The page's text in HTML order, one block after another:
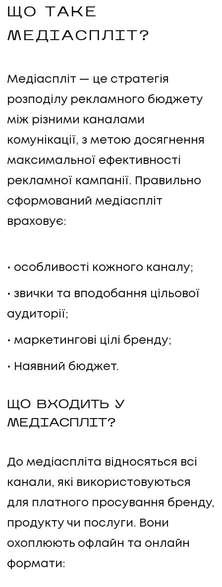
ЩО ТАКЕ
МЕДІАСПЛІТ?
Медіаспліт — це стратегія
розподілу рекламного бюджету
між різними каналами
комунікації, з метою досягнення
максимальної ефективності
рекламної кампанії. Правильно
сформований медіаспліт
враховує:
особливості кожного каналу;
звички та вподобання цільової
аудиторії;
маркетингові цілі бренду;
Наявний бюджет.
ЩО ВХОДИТЬ У
МЕДІАСПЛІТ?
До медіаспліта відносяться всі
канали, які використовуються
для платного просування бренду,
продукту чи послуги. Вони
охоплюють офлайн та онлайн
формати:
ПОСЛУГИ
ПОСЛУГИ
КЕЙСИ
КЕЙСИ